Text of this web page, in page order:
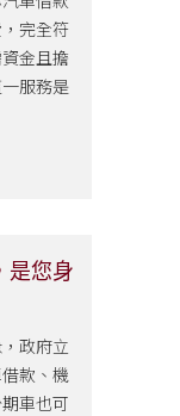
完全符
金且擔
服務是
是您身
政府立
款、機
車也可